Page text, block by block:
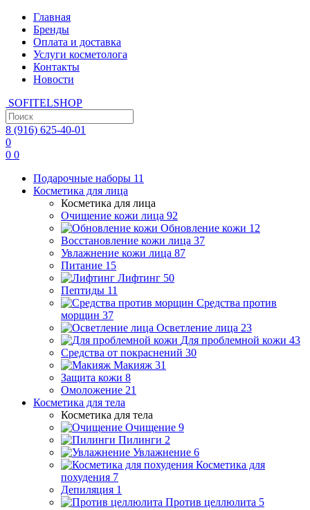
Главная
Бренды
Оплата и доставка
Услуги косметолога
Контакты
Новости
SOFITELSHOP
8 (916) 625-40-01
0
0 0
Подарочные наборы 11
Косметика для лица
Косметика для лица
Очищение кожи лица 92
Обновление кожи 12
Восстановление кожи лица 37
Увлажнение кожи лица 87
Питание 15
Лифтинг 50
Пептиды 11
Средства против
морщин 37
Осветление лица 23
Для проблемной кожи 43
Средства от покраснений 30
Макияж 31
Защита кожи 8
Омоложение 21
Косметика для тела
Косметика для тела
Очищение 9
Пилинги 2
Увлажнение 6
Косметика для
похудения 7
Депиляция 1
Против целлюлита 5